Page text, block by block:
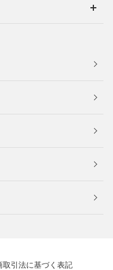
取引法に基づく表記